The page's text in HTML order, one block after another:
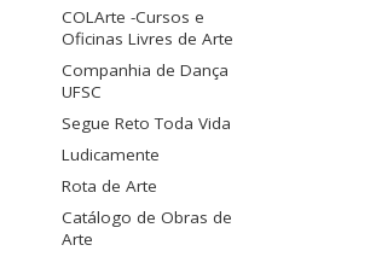
COLArte -Cursos e
Oficinas Livres de Arte
Companhia de Dança
UFSC
Segue Reto Toda Vida
Ludicamente
Rota de Arte
Catálogo de Obras de
Arte